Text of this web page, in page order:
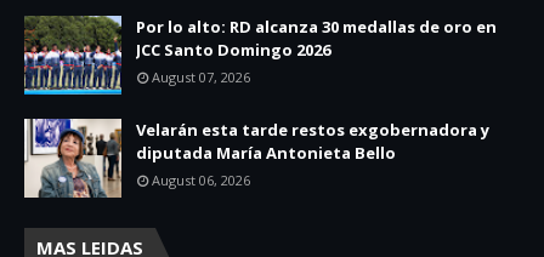
Por lo alto: RD alcanza 30 medallas de oro en
JCC Santo Domingo 2026
August 07, 2026
Velarán esta tarde restos exgobernadora y
diputada María Antonieta Bello
August 06, 2026
MAS LEIDAS